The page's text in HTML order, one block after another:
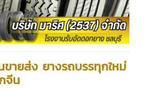
ายส่ง ยางรถบรรทุกใหม่
จีน